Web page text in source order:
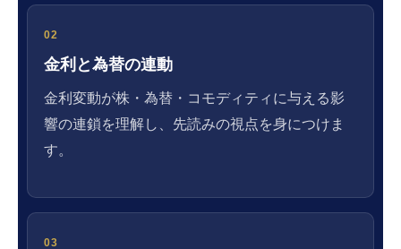
02
金利と為替の連動
金利変動が株・為替・コモディティに与える影
響の連鎖を理解し、先読みの視点を身につけま
す。
03